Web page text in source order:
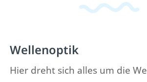
Wellenoptik
Hier dreht sich alles um die